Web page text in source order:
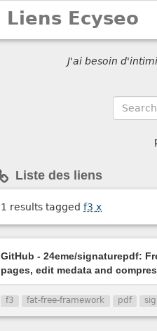
Liens Ecyseo
J'ai besoin
Liste des liens
1 results tagged f3 x
GitHub - 24eme/signaturepdf:
pages, edit medata and
f3 fat-free-framework pdf